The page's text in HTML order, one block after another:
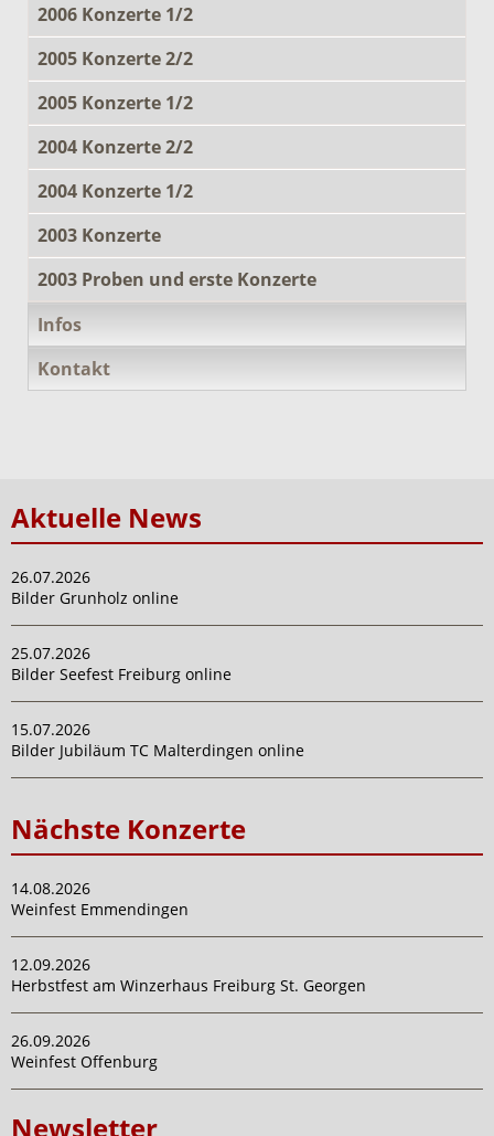
2006 Konzerte 1/2
2005 Konzerte 2/2
2005 Konzerte 1/2
2004 Konzerte 2/2
2004 Konzerte 1/2
2003 Konzerte
2003 Proben und erste Konzerte
Infos
Kontakt
Aktuelle News
26.07.2026
Bilder Grunholz online
25.07.2026
Bilder Seefest Freiburg online
15.07.2026
Bilder Jubiläum TC Malterdingen online
Nächste Konzerte
14.08.2026
Weinfest Emmendingen
12.09.2026
Herbstfest am Winzerhaus Freiburg St. Georgen
26.09.2026
Weinfest Offenburg
Newsletter